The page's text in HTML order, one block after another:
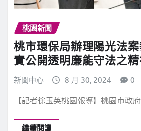
桃園新聞
桃市環保局辦理陽光法
實公開透明廉能守法之
新聞中心 8 月 30, 2024 0
【記者徐玉英桃園報導】桃園市政
繼續閱讀